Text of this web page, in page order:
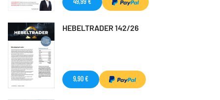
HEBELTRADER 142/26
9,90 €